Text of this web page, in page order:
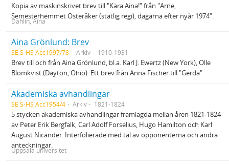
Kopia av maskinskrivet brev till "Kära Aina!" från "Arne,
Semesterhemmet Österåker (statlig regi), dagarna efter nyår 1974".
Dahlin, Aina
Aina Grönlund: Brev
SE S-HS Acc1997/78 Arkiv 1910-1931
Brev till och från Aina Grönlund, bl.a. Karl J. Ewertz (New York), Olle
Blomkvist (Dayton, Ohio). Ett brev från Anna Fischer till "Gerda".
Akademiska avhandlingar
SE S-HS Acc1954/4 Arkiv 1821-1824
5 stycken akademiska avhandlingar framlagda mellan åren 1821-1824
av Peter Erik Bergfalk, Carl Adolf Forselius, Hugo Hamilton och Karl
August Nicander. Interfolierade med tal av opponenterna och andra
anteckningar.
Uppsala universitet